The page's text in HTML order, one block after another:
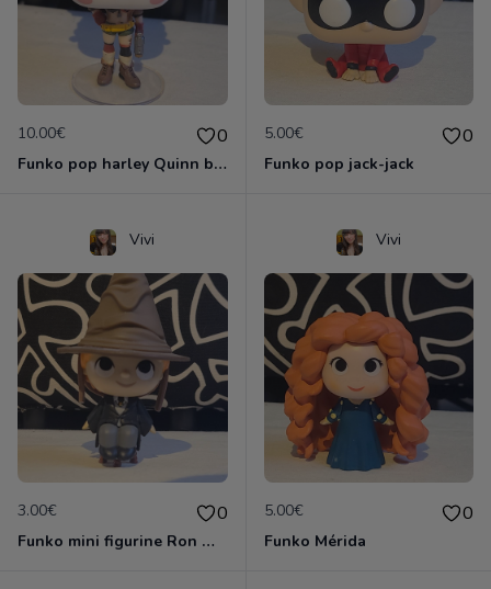
10.00€ 0
Funko pop harley Quinn bombshells
5.00€ 0
Funko pop jack-jack
Vivi
3.00€ 0
Funko mini figurine Ron weasley
Vivi
5.00€ 0
Funko Mérida